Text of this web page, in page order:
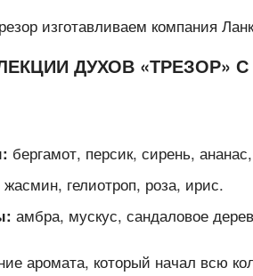
ДУХОВ
бергамот, персик, сирень,
жасмин, гелиотроп, роза, ирис.
амбра, мускус, сандаловое